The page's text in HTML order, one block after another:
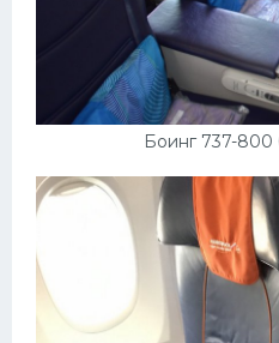
Боинг 737-800